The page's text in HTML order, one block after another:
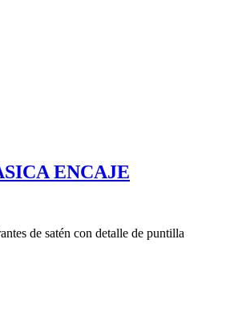
ENCAJE
de satén con detalle de puntilla